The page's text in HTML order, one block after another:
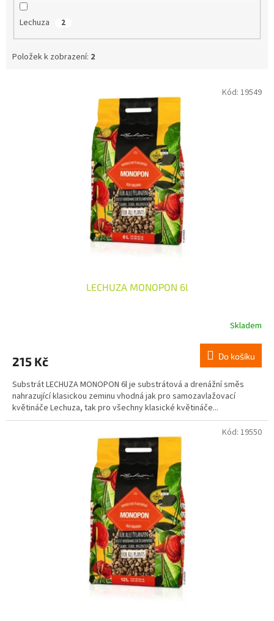
Lechuza 2
Položek k zobrazení: 2
LECHUZA MONOPON 6l
Skladem
215 Kč Do košíku
Substrát LECHUZA MONOPON 6l je substrátová a drenážní směs
nahrazující klasickou zeminu vhodná jak pro samozavlažovací
květináče Lechuza, tak pro všechny klasické květináče...
Kód: 19549
Kód: 19550